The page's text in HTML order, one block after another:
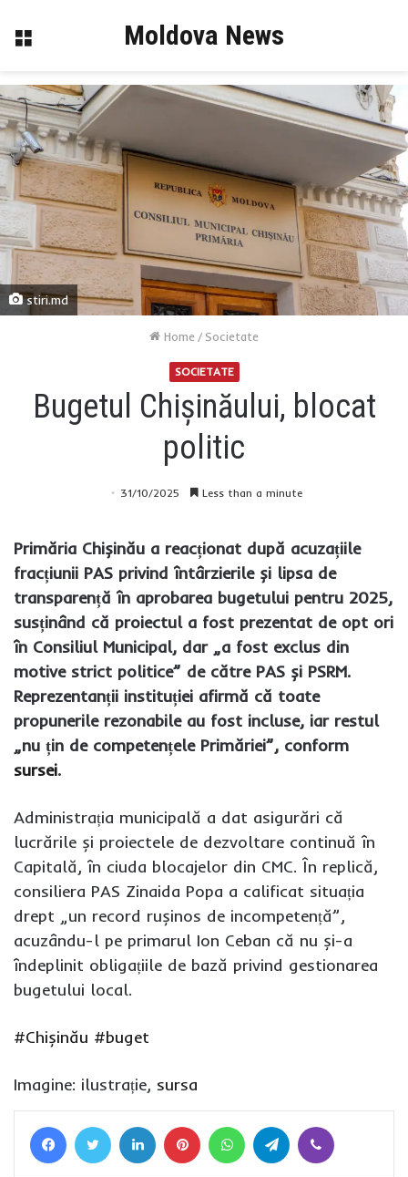
Menu Moldova News
stiri.md
Home / Societate
SOCIETATE
Bugetul Chișinăului, blocat
politic
31/10/2025 Less than a minute
Primăria Chișinău a reacționat după acuzațiile
fracțiunii PAS privind întârzierile și lipsa de
transparență în aprobarea bugetului pentru 2025,
susținând că proiectul a fost prezentat de opt ori
în Consiliul Municipal, dar „a fost exclus din
motive strict politice” de către PAS și PSRM.
Reprezentanții instituției afirmă că toate
propunerile rezonabile au fost incluse, iar restul
„nu țin de competențele Primăriei”, conform
sursei.
Administrația municipală a dat asigurări că
lucrările și proiectele de dezvoltare continuă în
Capitală, în ciuda blocajelor din CMC. În replică,
consiliera PAS Zinaida Popa a calificat situația
drept „un record rușinos de incompetență”,
acuzându-l pe primarul Ion Ceban că nu și-a
îndeplinit obligațiile de bază privind gestionarea
bugetului local.
#Chișinău #buget
Imagine: ilustrație, sursa
FacebookTwitter LinkedIn Pinterest WhatsAppTelegram